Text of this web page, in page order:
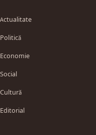
Actualitate
Politică
Economie
Social
Cultură
Editorial